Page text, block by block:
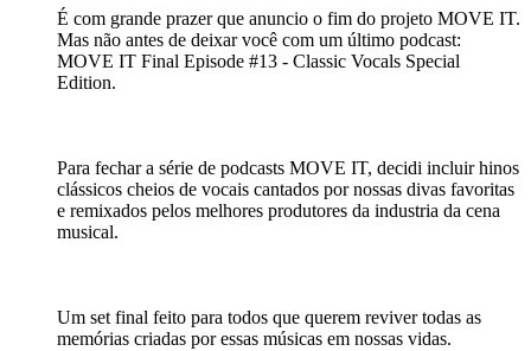
É com grande prazer que anuncio o fim do projeto MOVE IT.
Mas não antes de deixar você com um último podcast:
MOVE IT Final Episode #13 - Classic Vocals Special
Edition.
Para fechar a série de podcasts MOVE IT, decidi incluir hinos
clássicos cheios de vocais cantados por nossas divas favoritas
e remixados pelos melhores produtores da industria da cena
musical.
Um set final feito para todos que querem reviver todas as
memórias criadas por essas músicas em nossas vidas.